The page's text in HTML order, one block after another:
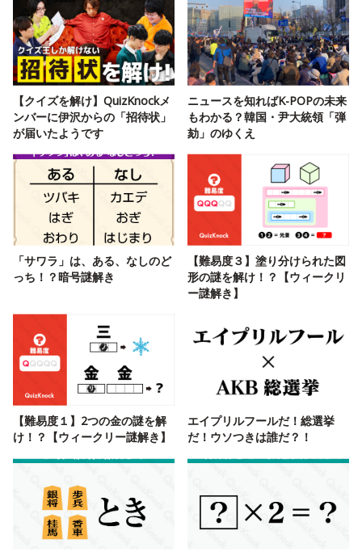
【クイズを解け】QuizKnockメ
ンバーに伊沢からの「招待状」
が届いたようです
ニュースを知ればK-POPの未来
もわかる？韓国・尹大統領「弾
劾」のゆくえ
「サワラ」は、ある、なしのど
っち！？暗号謎解き
【難易度３】塗り分けられた図
形の謎を解け！？【ウィークリ
ー謎解き】
【難易度１】2つの金の謎を解
け！？【ウィークリー謎解き】
エイプリルフールだ！総選挙
だ！ウソつきは誰だ？！